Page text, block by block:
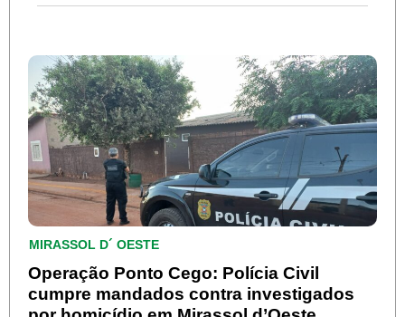
MIRASSOL D´ OESTE
Operação Ponto Cego: Polícia Civil
cumpre mandados contra investigados